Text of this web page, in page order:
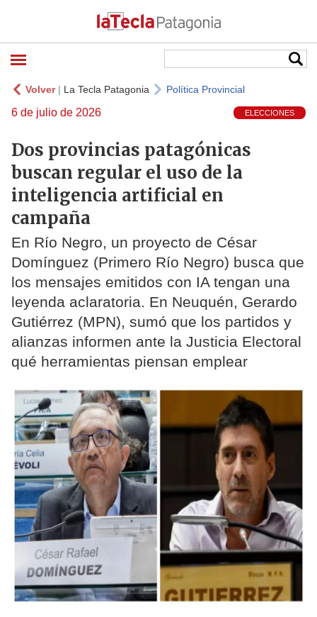
Volver| La Tecla Patagonia Política Provincial
6 de julio de 2026 ELECCIONES
Dos provincias patagónicas
buscan regular el uso de la
inteligencia artificial en
campaña
En Río Negro, un proyecto de César
Domínguez (Primero Río Negro) busca que
los mensajes emitidos con IA tengan una
leyenda aclaratoria. En Neuquén, Gerardo
Gutiérrez (MPN), sumó que los partidos y
alianzas informen ante la Justicia Electoral
qué herramientas piensan emplear